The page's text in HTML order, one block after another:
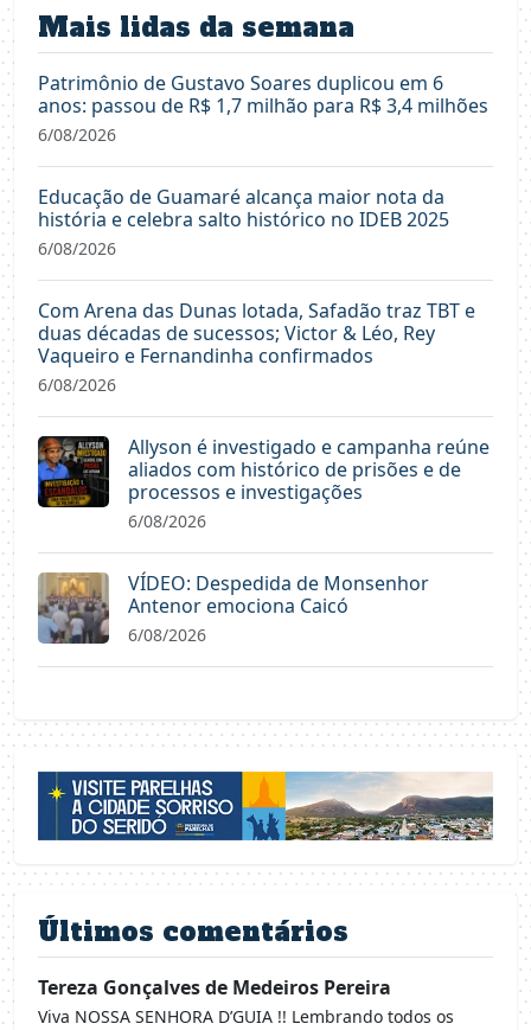
Mais lidas da semana
Patrimônio de Gustavo Soares duplicou em 6
anos: passou de R$ 1,7 milhão para R$ 3,4 milhões
6/08/2026
Educação de Guamaré alcança maior nota da
história e celebra salto histórico no IDEB 2025
6/08/2026
Com Arena das Dunas lotada, Safadão traz TBT e
duas décadas de sucessos; Victor & Léo, Rey
Vaqueiro e Fernandinha confirmados
6/08/2026
Allyson é investigado e campanha reúne
aliados com histórico de prisões e de
processos e investigações
6/08/2026
VÍDEO: Despedida de Monsenhor
Antenor emociona Caicó
6/08/2026
Últimos comentários
Tereza Gonçalves de Medeiros Pereira
Viva NOSSA SENHORA D’GUIA !! Lembrando todos os